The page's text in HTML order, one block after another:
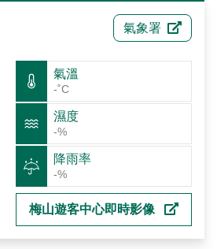
氣象署
氣溫
-˚C
濕度
-%
降雨率
-%
梅山遊客中心即時影像